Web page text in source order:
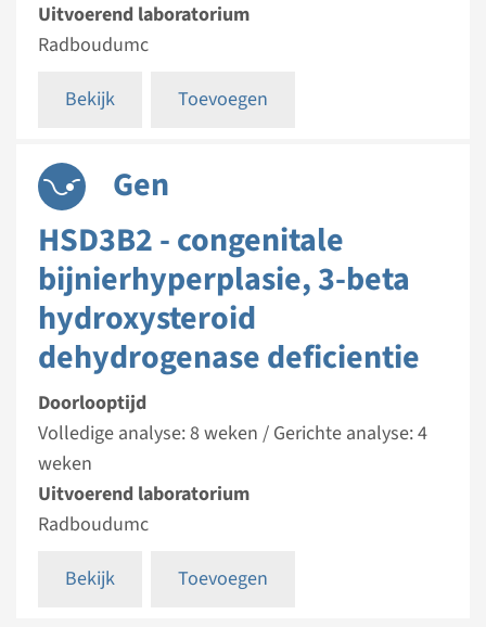
Uitvoerend laboratorium
Radboudumc
Bekijk
Toevoegen
Gen
HSD3B2 - congenitale
bijnierhyperplasie, 3-beta
hydroxysteroid
dehydrogenase deficientie
Doorlooptijd
Volledige analyse: 8 weken / Gerichte analyse: 4
weken
Uitvoerend laboratorium
Radboudumc
Bekijk
Toevoegen